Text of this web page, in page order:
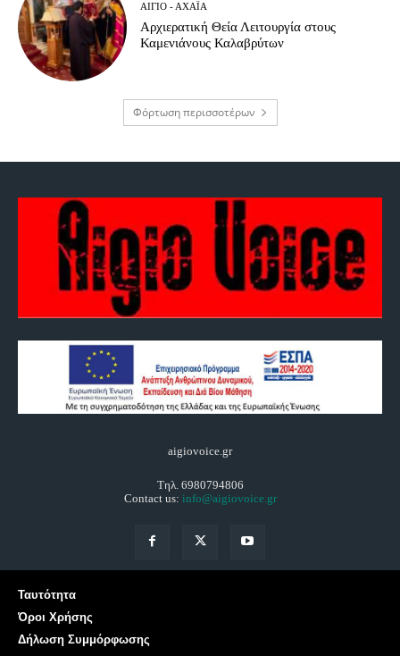
ΑΊΓΙΟ - ΑΧΑΪ́Α
Αρχιερατική Θεία Λειτουργία στους
Καμενιάνους Καλαβρύτων
Φόρτωση περισσοτέρων
aigiovoice.gr
Τηλ. 6980794806
Contact us: info@aigiovoice.gr
Ταυτότητα
Όροι Χρήσης
Δήλωση Συμμόρφωσης